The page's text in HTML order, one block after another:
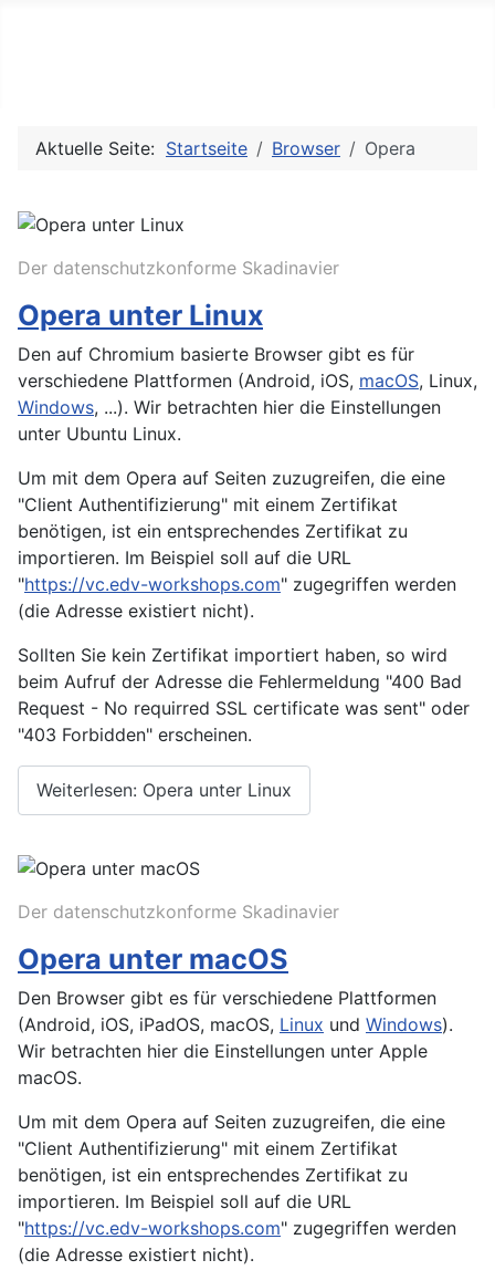
Aktuelle Seite: Startseite Browser Opera
Der datenschutzkonforme Skadinavier
Opera unter Linux
Den auf Chromium basierte Browser gibt es für
verschiedene Plattformen (Android, iOS, macOS, Linux,
Windows, ...). Wir betrachten hier die Einstellungen
unter Ubuntu Linux.
Um mit dem Opera auf Seiten zuzugreifen, die eine
"Client Authentifizierung" mit einem Zertifikat
benötigen, ist ein entsprechendes Zertifikat zu
importieren. Im Beispiel soll auf die URL
"https://vc.edv-workshops.com" zugegriffen werden
(die Adresse existiert nicht).
Sollten Sie kein Zertifikat importiert haben, so wird
beim Aufruf der Adresse die Fehlermeldung "400 Bad
Request - No requirred SSL certificate was sent" oder
"403 Forbidden" erscheinen.
Weiterlesen: Opera unter Linux
Der datenschutzkonforme Skadinavier
Opera unter macOS
Den Browser gibt es für verschiedene Plattformen
(Android, iOS, iPadOS, macOS, Linux und Windows).
Wir betrachten hier die Einstellungen unter Apple
macOS.
Um mit dem Opera auf Seiten zuzugreifen, die eine
"Client Authentifizierung" mit einem Zertifikat
benötigen, ist ein entsprechendes Zertifikat zu
importieren. Im Beispiel soll auf die URL
"https://vc.edv-workshops.com" zugegriffen werden
(die Adresse existiert nicht).